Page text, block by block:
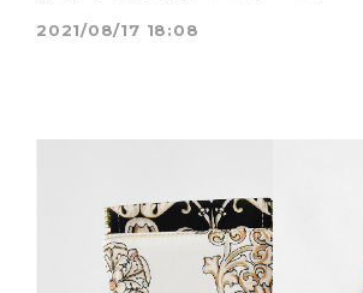
2021/08/17 18:08